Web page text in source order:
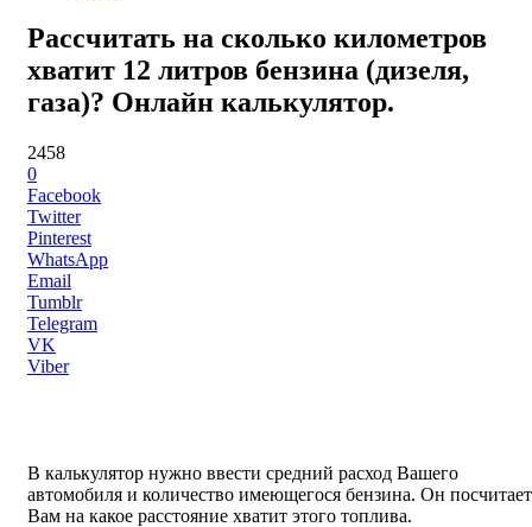
Рассчитать на сколько километров
хватит 12 литров бензина (дизеля,
газа)? Онлайн калькулятор.
2458
0
Facebook
Twitter
Pinterest
WhatsApp
Email
Tumblr
Telegram
VK
Viber
В калькулятор нужно ввести средний расход Вашего
автомобиля и количество имеющегося бензина. Он посчитает
Вам на какое расстояние хватит этого топлива.